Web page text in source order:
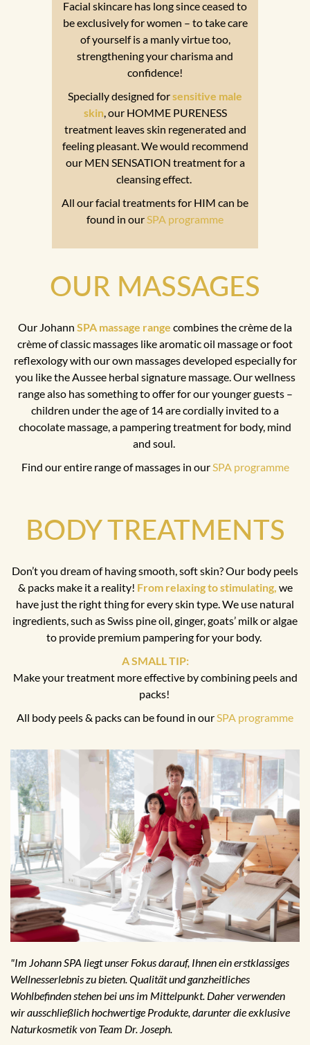
Facial skincare has long since ceased to
be exclusively for women – to take care
of yourself is a manly virtue too,
strengthening your charisma and
confidence!
Specially designed forsensitive male
skin, our HOMME PURENESS
treatment leaves skin regenerated and
feeling pleasant. We would recommend
our MEN SENSATION treatment for a
cleansing effect.
All our facial treatments for HIM can be
found in our SPA programme
OUR MASSAGES
Our Johann SPA massage range combines the crème de la
crème of classic massages like aromatic oil massage or foot
reflexology with our own massages developed especially for
you like the Aussee herbal signature massage. Our wellness
range also has something to offer for our younger guests –
children under the age of 14 are cordially invited to a
chocolate massage, a pampering treatment for body, mind
and soul.
Find our entire range of massages in our SPA programme
BODY TREATMENTS
Don’t you dream of having smooth, soft skin? Our body peels
& packs make it a reality! From relaxing to stimulating, we
have just the right thing for every skin type. We use natural
ingredients, such as Swiss pine oil, ginger, goats’ milk or algae
to provide premium pampering for your body.
A SMALL TIP:
Make your treatment more effective by combining peels and
packs!
All body peels & packs can be found in our SPA programme
"Im Johann SPA liegt unser Fokus darauf, Ihnen ein erstklassiges
Wellnesserlebnis zu bieten. Qualität und ganzheitliches
Wohlbefinden stehen bei uns im Mittelpunkt. Daher verwenden
wir ausschließlich hochwertige Produkte, darunter die exklusive
Naturkosmetik von Team Dr. Joseph.